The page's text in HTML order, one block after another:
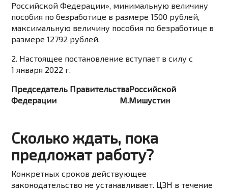
Российской Федерации», минимальную величину
пособия по безработице в размере 1500 рублей,
максимальную величину пособия по безработице в
размере 12792 рублей.
2. Настоящее постановление вступает в силу с
1 января 2022 г.
Председатель ПравительстваРоссийской
Федерации М.Мишустин
Сколько ждать, пока
предложат работу?
Конкретных сроков действующее
законодательство не устанавливает. ЦЗН в течение